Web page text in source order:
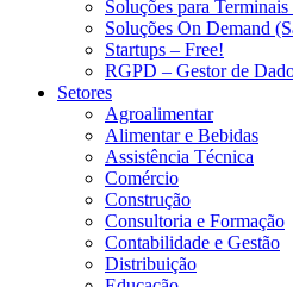
Soluções para
Soluções On Demand
Startups – Free!
RGPD – Gestor de
Setores
Agroalimentar
Alimentar e Bebidas
Assistência Técnica
Comércio
Construção
Consultoria e Formação
Contabilidade e Gestão
Distribuição